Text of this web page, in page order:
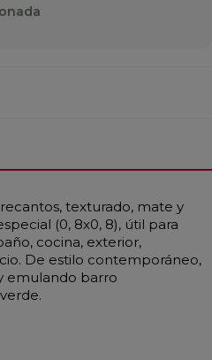
texturado, mate y
(0, 8x0, 8), útil para
cocina, exterior,
De estilo contemporáneo,
emulando barro